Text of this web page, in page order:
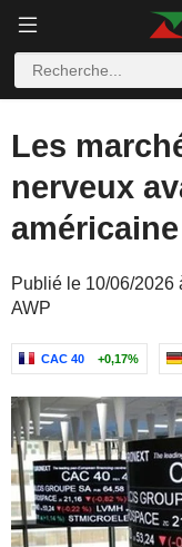
Les
nerveux
américaine
Publié le 10/06/2026
AWP
CAC 40 +0,17%